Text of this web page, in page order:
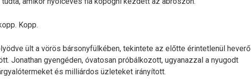
Kopp.
ült a vörös bársonyfülkében, tekintete az előtte érintetlenül heverő
Jonathan gyengéden, óvatosan próbálkozott, ugyanazzal a nyugodt
és milliárdos üzleteket irányított.